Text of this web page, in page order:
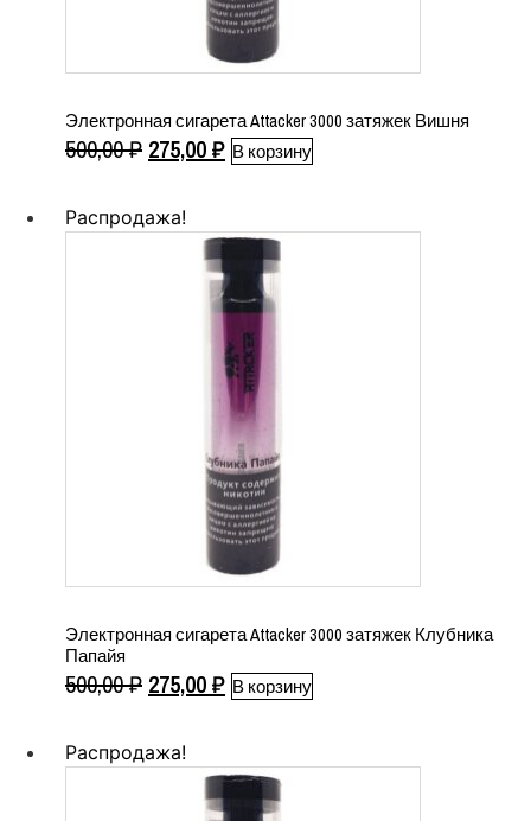
Электронная сигарета Attacker 3000 затяжек Вишня
500,00₽ Первоначальная
составляла
500,00 ₽.
275,00₽Текущая
В корзину
Распродажа!
Электронная сигарета Attacker 3000 затяжек Клубника
Папайя
500,00₽ Первоначальная
составляла
500,00 ₽.
275,00₽Текущая
В корзину
Распродажа!